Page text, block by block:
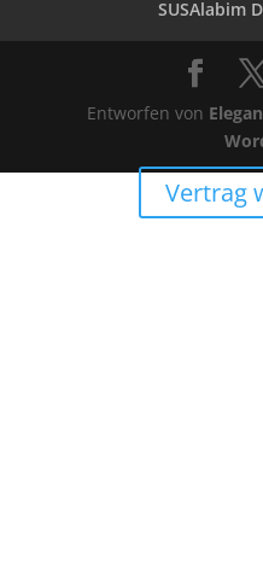
SUSAlabim
Entworfen von
Vertrag